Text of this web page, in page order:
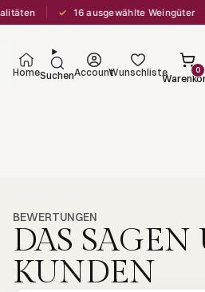
✓ 16 ausgewählte Weingüter
HomeSuchenAccountWunschliste 0
BEWERTUNGEN
DAS SAGEN
KUNDEN